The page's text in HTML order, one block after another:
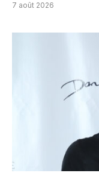
7 août 2026